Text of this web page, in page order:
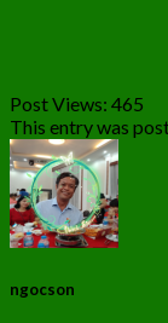
Post Views: 465
This entry was
ngocson